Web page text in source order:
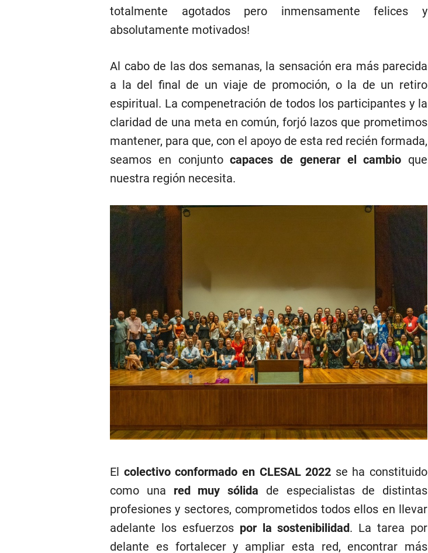
totalmente agotados pero inmensamente felices y
absolutamente motivados!
Al cabo de las dos semanas, la sensación era más parecida
a la del final de un viaje de promoción, o la de un retiro
espiritual. La compenetración de todos los participantes y la
claridad de una meta en común, forjó lazos que prometimos
mantener, para que, con el apoyo de esta red recién formada,
seamos en conjuntocapaces de generar el cambio que
nuestra región necesita.
El colectivo conformado en CLESAL 2022 se ha constituido
como una red muy sólida de especialistas de distintas
profesiones y sectores, comprometidos todos ellos en llevar
adelante los esfuerzos por la sostenibilidad. La tarea por
delante es fortalecer y ampliar esta red, encontrar más